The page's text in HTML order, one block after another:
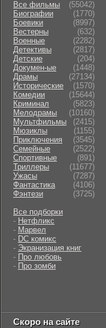
Все фильмы
(55042)
Биографии
(1770)
Боевики
(8997)
Вестерны
(632)
Военные
(2282)
Детективы
(2817)
Детские
(204)
Докумен-ые
(1448)
Драмы
(27134)
Исторические
(1570)
Комедии
(15644)
Криминал
(5823)
Мелодрамы
(10160)
Мультфильмы
(2415)
Мюзиклы
(1155)
Приключения
(3545)
Семейные
(2522)
Cпортивные
(891)
Триллеры
(11677)
Ужасы
(7287)
Фантастика
(4106)
Фэнтези
(3725)
Все подборки
- Нетфликс
- Марвел
- DC комикс
- Экранизация книг
- Про любовь
- Про зомби
Скоро на сайте